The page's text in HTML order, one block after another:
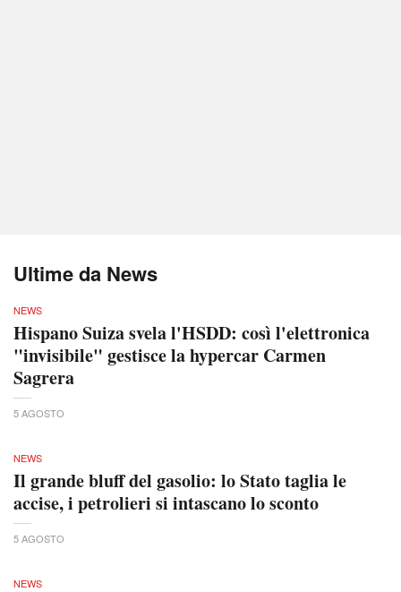
Ultime da News
NEWS
Hispano Suiza svela l'HSDD: così l'elettronica
"invisibile" gestisce la hypercar Carmen
Sagrera
5 AGOSTO
NEWS
Il grande bluff del gasolio: lo Stato taglia le
accise, i petrolieri si intascano lo sconto
5 AGOSTO
NEWS